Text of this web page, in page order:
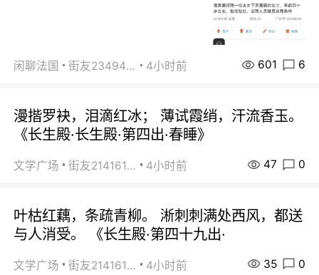
闲聊法国 街友23494008 4小时前 601 6
漫揩罗袂，泪滴红冰； 薄试霞绡，汗流香玉。
《长生殿·长生殿·第四出·春睡》
文学广场 街友21416156 4小时前 47 0
叶枯红藕，条疏青柳。 淅刺刺满处西风，都送
与人消受。 《长生殿·第四十九出·
文学广场 街友21416156 4小时前 35 0